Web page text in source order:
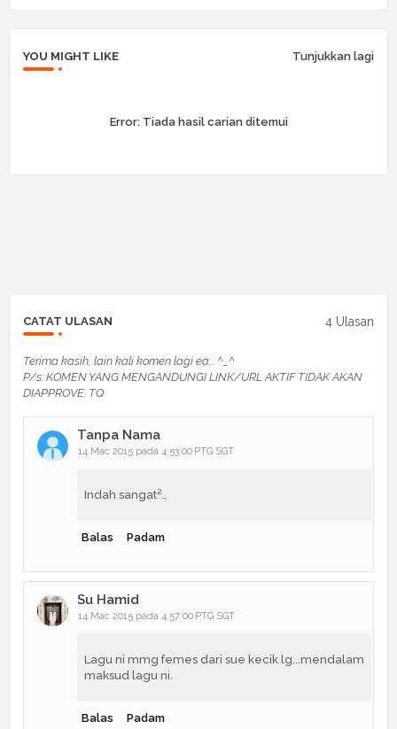
YOU MIGHT LIKE Tunjukkan lagi
Error:Tiada hasil carian ditemui
CATAT ULASAN 4 Ulasan
Terima kasih, lain kali komen lagi ea... ^_^
P/s: KOMEN YANG MENGANDUNGI LINK/URL AKTIF TIDAK AKAN
DIAPPROVE. TQ
Tanpa Nama
14 Mac 2015 pada 4:53:00 PTG SGT
Indah sangat²..
Balas Padam
Su Hamid
14 Mac 2015 pada 4:57:00 PTG SGT
Lagu ni mmg femes dari sue kecik lg...mendalam
maksud lagu ni.
Balas Padam